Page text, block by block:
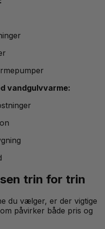
vandgulvvarme:
trin for trin
du vælger, er der vigtige
påvirker både pris og